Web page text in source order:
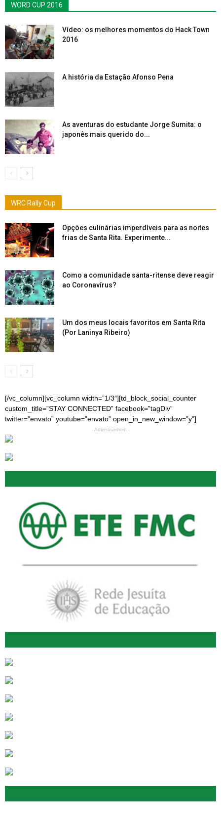
WORD CUP 2016
Vídeo: os melhores momentos do Hack Town
2016
A história da Estação Afonso Pena
As aventuras do estudante Jorge Sumita: o
japonês mais querido do...
WRC Rally Cup
Opções culinárias imperdíveis para as noites
frias de Santa Rita. Experimente...
Como a comunidade santa-ritense deve reagir
ao Coronavírus?
Um dos meus locais favoritos em Santa Rita
(Por Laninya Ribeiro)
[/vc_column][vc_column width=”1/3″][td_block_social_counter
custom_title=”STAY CONNECTED” facebook=”tagDiv”
twitter=”envato” youtube=”envato” open_in_new_window=”y”]
- Advertisement -